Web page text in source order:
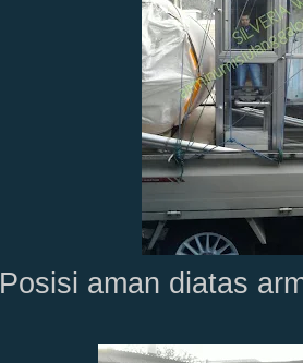
Posisi aman diatas